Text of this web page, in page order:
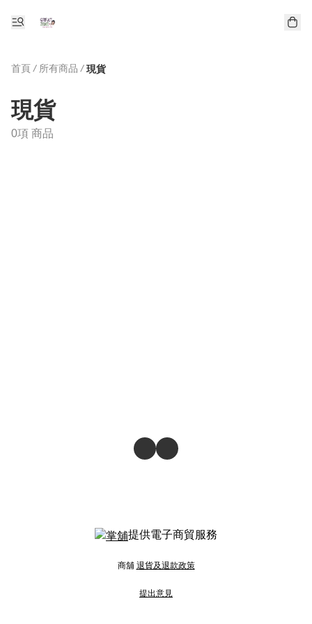
首頁 / 所有商品 / 現貨
現貨
0項 商品
提供電子商貿服務
商舖 退貨及退款政策
提出意見